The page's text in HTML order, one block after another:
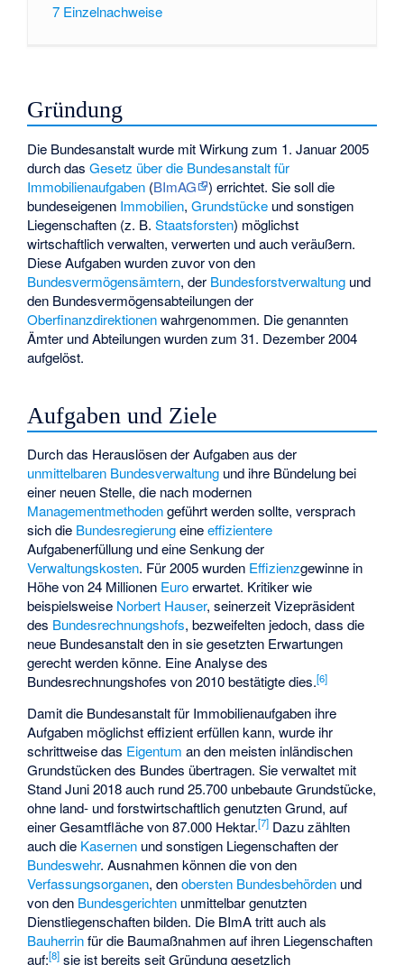
7 Einzelnachweise
Gründung
Die Bundesanstalt wurde mit Wirkung zum 1. Januar 2005
durch dasGesetz über die Bundesanstalt für
Immobilienaufgaben (BImAG
) errichtet. Sie soll die
bundeseigenen Immobilien,Grundstücke und sonstigen
Liegenschaften (z. B.Staatsforsten) möglichst
wirtschaftlich verwalten, verwerten und auch veräußern.
Diese Aufgaben wurden zuvor von den
Bundesvermögensämtern, der Bundesforstverwaltung und
den Bundesvermögensabteilungen der
Oberfinanzdirektionenwahrgenommen. Die genannten
Ämter und Abteilungen wurden zum 31. Dezember 2004
aufgelöst.
Aufgaben und Ziele
Durch das Herauslösen der Aufgaben aus der
unmittelbaren Bundesverwaltung und ihre Bündelung bei
einer neuen Stelle, die nach modernen
Managementmethodengeführt werden sollte, versprach
sich die Bundesregierungeineeffizientere
Aufgabenerfüllung und eine Senkung der
Verwaltungskosten. Für 2005 wurden Effizienz­gewinne in
Höhe von 24 Millionen Euroerwartet. Kritiker wie
beispielsweise Norbert Hauser, seinerzeit Vizepräsident
des Bundesrechnungshofs, bezweifelten jedoch, dass die
neue Bundesanstalt den in sie gesetzten Erwartungen
gerecht werden könne. Eine Analyse des
Bundesrechnungshofes von 2010 bestätigte dies.[6]
Damit die Bundesanstalt für Immobilienaufgaben ihre
Aufgaben möglichst effizient erfüllen kann, wurde ihr
schrittweise das Eigentum an den meisten inländischen
Grundstücken des Bundes übertragen. Sie verwaltet mit
Stand Juni 2018 auch rund 25.700 unbebaute Grundstücke,
ohne land- und forstwirtschaftlich genutzten Grund, auf
einer Gesamtfläche von 87.000 Hektar.[7] Dazu zählten
auch die Kasernen und sonstigen Liegenschaften der
Bundeswehr. Ausnahmen können die von den
Verfassungsorganen, denobersten Bundesbehörden und
von den Bundesgerichten unmittelbar genutzten
Dienstliegenschaften bilden. Die BImA tritt auch als
Bauherrinfür die Baumaßnahmen auf ihren Liegenschaften
auf;[8] sie ist bereits seit Gründung gesetzlich